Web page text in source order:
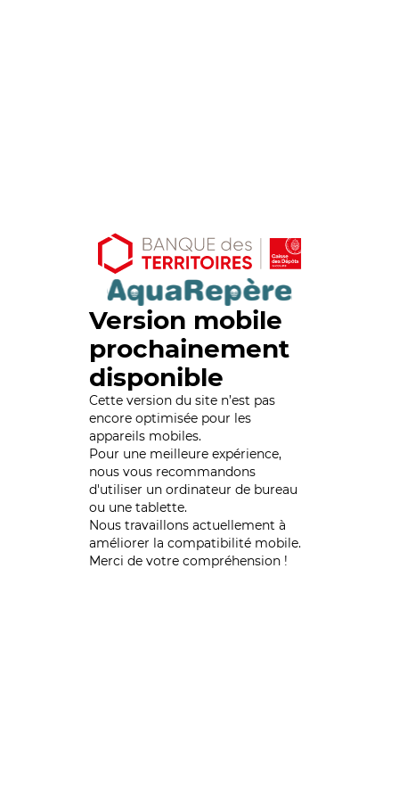
Version mobile
prochainement
disponible
Cette version du site n’est pas
encore optimisée pour les
appareils mobiles.
Pour une meilleure expérience,
nous vous recommandons
d'utiliser un ordinateur de bureau
ou une tablette.
Nous travaillons actuellement à
améliorer la compatibilité mobile.
Merci de votre compréhension !